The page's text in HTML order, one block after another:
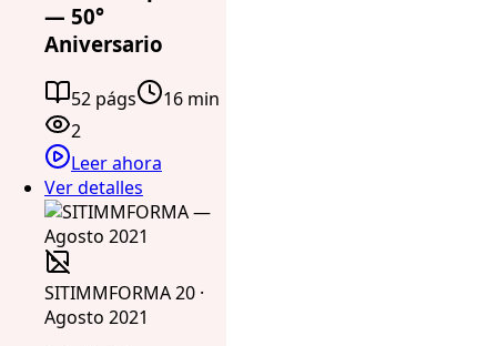
— 50°
Aniversario
52 págs
16 min
2
Leer ahora
Ver detalles
SITIMMFORMA 20 ·
Agosto 2021